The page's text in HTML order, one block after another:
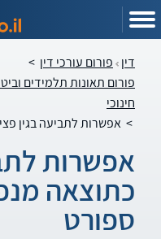
דין פורום עורכי דין >
פורום תאונות תלמידים
חינוכי
> אפשרות לתביעה בגין
אפשרות
כתוצאה
ספורט